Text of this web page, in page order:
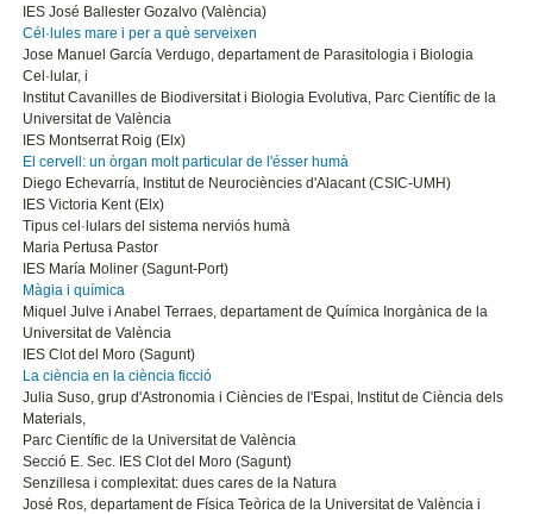
IES José Ballester Gozalvo (València)
Cél·lules mare i per a què serveixen
Jose Manuel García Verdugo, departament de Parasitologia i Biologia
Cel·lular, i
Institut Cavanilles de Biodiversitat i Biologia Evolutiva, Parc Científic de la
Universitat de València
IES Montserrat Roig (Elx)
El cervell: un òrgan molt particular de l'ésser humà
Diego Echevarría, Institut de Neurociències d'Alacant (CSIC-UMH)
IES Victoria Kent (Elx)
Tipus cel·lulars del sistema nerviós humà
Maria Pertusa Pastor
IES María Moliner (Sagunt-Port)
Màgia i química
Miquel Julve i Anabel Terraes, departament de Química Inorgànica de la
Universitat de València
IES Clot del Moro (Sagunt)
La ciència en la ciència ficció
Julia Suso, grup d'Astronomia i Ciències de l'Espai, Institut de Ciència dels
Materials,
Parc Científic de la Universitat de València
Secció E. Sec. IES Clot del Moro (Sagunt)
Senzillesa i complexitat: dues cares de la Natura
José Ros, departament de Física Teòrica de la Universitat de València i